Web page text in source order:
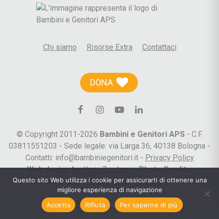
Chi siamo Risorse Extra Contattaci
DONA
© Copyright 2011-2026 Bambini e Genitori APS - C.F.
03811551203 - Sede legale: via Larga 36, 40138 Bologna -
Contatti: info@bambiniegenitori.it - Privacy Policy
Web design by:Ilaria Zamboni-Photo Credits:
freepik.com– pixabay.com–pexels.com
Questo sito Web utilizza i cookie per assicurarti di ottenere una
migliore esperienza di navigazione
Accetta
Rifiuta Per saperne di più